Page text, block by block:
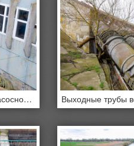
Выходные трубы водяной насосной станции. Трубы большого диаметра. Стена, здание